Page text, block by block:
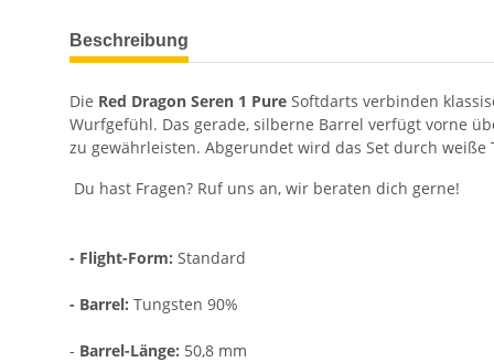
weitere Registerkarten anzeigen
Beschreibung
Die Red Dragon Seren 1 Pure Softdarts verbinden
Wurfgefühl. Das gerade, silberne Barrel verfügt vorne
zu gewährleisten. Abgerundet wird das Set durch
Du hast Fragen? Ruf uns an, wir beraten dich gerne!
- Flight-Form: Standard
- Barrel: Tungsten 90%
- Barrel-Länge: 50,8 mm